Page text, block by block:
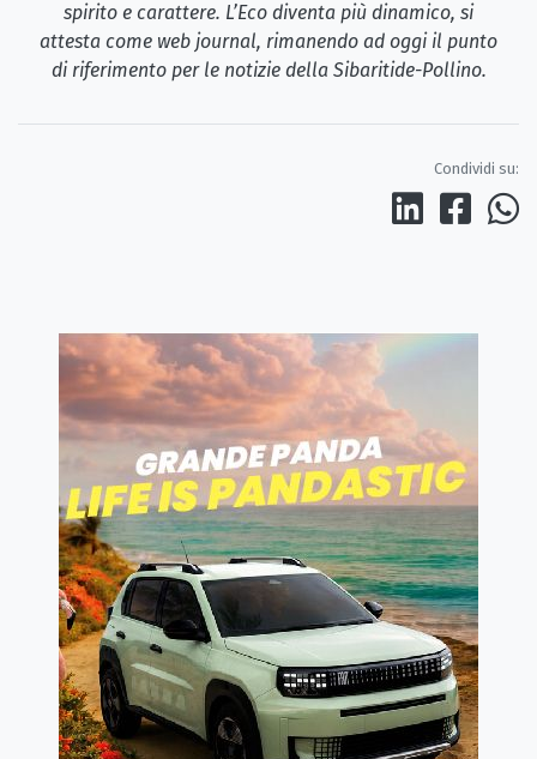
spirito e carattere. L’Eco diventa più dinamico, si
attesta come web journal, rimanendo ad oggi il punto
di riferimento per le notizie della Sibaritide-Pollino.
Condividi su: